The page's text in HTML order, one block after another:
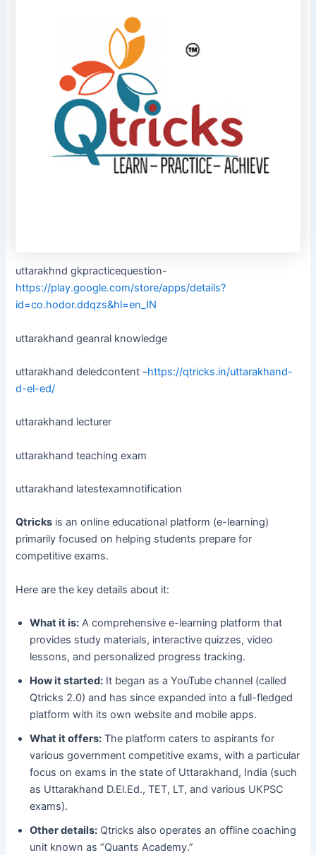
uttarakhnd gkpracticequestion-
https://play.google.com/store/apps/details?
id=co.hodor.ddqzs&hl=en_IN
uttarakhand geanral knowledge
uttarakhand deledcontent –https://qtricks.in/uttarakhand-
d-el-ed/
uttarakhand lecturer
uttarakhand teaching exam
uttarakhand latestexamnotification
Qtricks is an online educational platform (e-learning)
primarily focused on helping students prepare for
competitive exams.
Here are the key details about it:
What it is: A comprehensive e-learning platform that
provides study materials, interactive quizzes, video
lessons, and personalized progress tracking.
How it started: It began as a YouTube channel (called
Qtricks 2.0) and has since expanded into a full-fledged
platform with its own website and mobile apps.
What it offers: The platform caters to aspirants for
various government competitive exams, with a particular
focus on exams in the state of Uttarakhand, India (such
as Uttarakhand D.El.Ed., TET, LT, and various UKPSC
exams).
Other details: Qtricks also operates an offline coaching
unit known as “Quants Academy.”